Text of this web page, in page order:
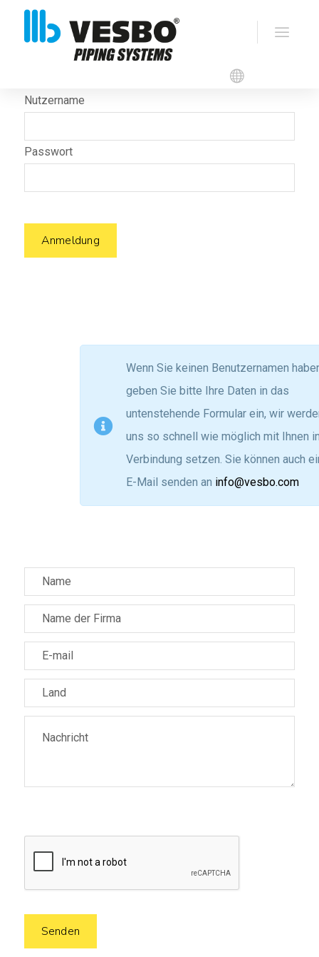
Login für Mitglieder
Nutzername
Passwort
Anmeldung
Wenn Sie keinen Benutzernamen
geben Sie bitte Ihre Daten in das
untenstehende Formular ein, wir
uns so schnell wie möglich mit Ihnen
Verbindung setzen. Sie können auch
E-Mail senden an info@vesbo.com